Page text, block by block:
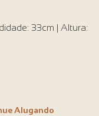
33cm | Altura:
Alugando